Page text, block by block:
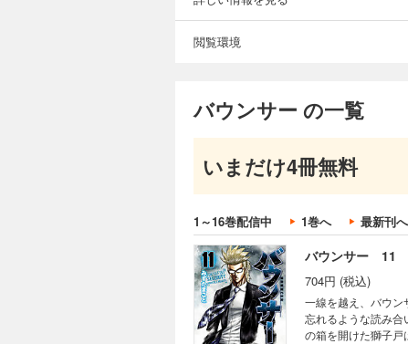
閲覧環境
バウンサー の一覧
いまだけ4冊無料
1～16巻配信中 1巻へ 最新刊へ
バウンサー 10
警護だが、背後では
バウンサー 11
704円 (税込)
一線を越え、バウン
忘れるような読み
の箱を開けた獅子